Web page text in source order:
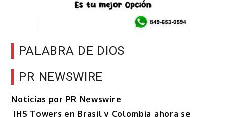
PALABRA DE DIOS
PR NEWSWIRE
Noticias por PR Newswire
IHS Towers en Brasil y Colombia ahora se